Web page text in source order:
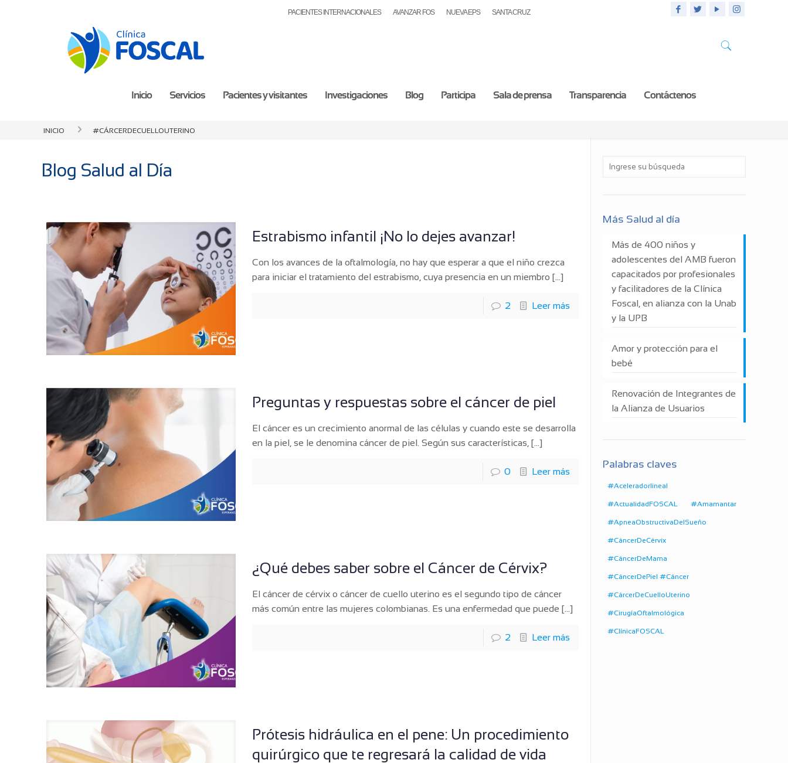
PACIENTES INTERNACIONALES AVANZAR FOS NUEVA EPS SANTA CRUZ
Inicio Servicios Pacientes y visitantes Investigaciones Blog Participa Sala de prensa Transparencia Contáctenos
Inicio #CárcerDeCuelloUterino
Blog Salud al Día
Estrabismo infantil ¡No lo dejes avanzar!
Con los avances de la oftalmología, no hay que esperar a que el niño crezca
para iniciar el tratamiento del estrabismo, cuya presencia en un miembro […]
2 Leer más
Preguntas y respuestas sobre el cáncer de piel
El cáncer es un crecimiento anormal de las células y cuando este se desarrolla
en la piel, se le denomina cáncer de piel. Según sus características, […]
0 Leer más
¿Qué debes saber sobre el Cáncer de Cérvix?
El cáncer de cérvix o cáncer de cuello uterino es el segundo tipo de cáncer
más común entre las mujeres colombianas. Es una enfermedad que puede […]
2 Leer más
Prótesis hidráulica en el pene: Un procedimiento
quirúrgico que te regresará la calidad de vida
Más Salud al día
Más de 400 niños y
adolescentes del AMB fueron
capacitados por profesionales
y facilitadores de la Clínica
Foscal, en alianza con la Unab
y la UPB
Amor y protección para el
bebé
Renovación de Integrantes de
la Alianza de Usuarios
Palabras claves
#Aceleradorlineal
#ActualidadFOSCAL #Amamantar
#ApneaObstructivaDelSueño
#CáncerDeCérvix
#CáncerDeMama
#CáncerDePiel #Cáncer
#CárcerDeCuelloUterino
#CirugíaOftalmológica
#ClínicaFOSCAL